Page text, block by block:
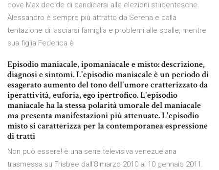
dove Max decide di candidarsi alle elezioni studentesche.
Alessandro è sempre più attratto da Serena e dalla
tentazione di lasciarsi famiglia e problemi alle spalle, mentre
sua figlia Federica è
Episodio maniacale, ipomaniacale e misto: descrizione,
diagnosi e sintomi. L'episodio maniacale è un periodo di
esagerato aumento del tono dell'umore cratterizzato da
iperattività, euforia, ego ipertrofico. L'episodio
maniacale ha la stessa polarità umorale del maniacale
ma presenta manifestazioni più attenuate. L'episodio
misto si caratterizza per la contemporanea espressione
di tratti
Non può essere! è una serie televisiva venezuelana
trasmessa su Frisbee dall'8 marzo 2010 al 10 gennaio 2011.